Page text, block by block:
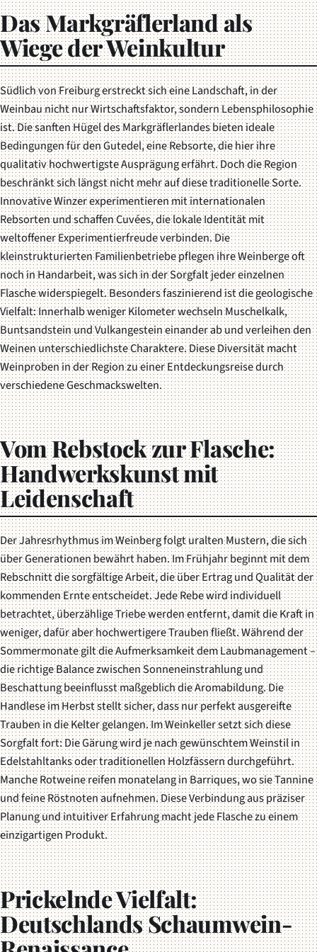
Das Markgräflerland als
Wiege der Weinkultur
Südlich von Freiburg erstreckt sich eine Landschaft, in der
Weinbau nicht nur Wirtschaftsfaktor, sondernLebensphilosophie
ist. Die sanften Hügel des Markgräflerlandes bieten ideale
Bedingungen für den Gutedel, eine Rebsorte, die hier ihre
qualitativ hochwertigste Ausprägung erfährt. Doch die Region
beschränkt sich längst nicht mehr auf diese traditionelle Sorte.
Innovative Winzer experimentieren mit internationalen
Rebsorten und schaffen Cuvées, die lokale Identität mit
weltoffener Experimentierfreude verbinden. Die
kleinstrukturierten Familienbetriebe pflegen ihre Weinberge oft
noch in Handarbeit, was sich in der Sorgfalt jeder einzelnen
Flasche widerspiegelt. Besonders faszinierend ist die geologische
Vielfalt: Innerhalb weniger Kilometer wechseln Muschelkalk,
Buntsandstein und Vulkangestein einander ab und verleihen den
Weinen unterschiedlichste Charaktere. Diese Diversität macht
Weinproben in der Region zu einer Entdeckungsreise durch
verschiedene Geschmackswelten.
Vom Rebstock zur Flasche:
Handwerkskunst mit
Leidenschaft
Der Jahresrhythmus im Weinberg folgt uralten Mustern, die sich
über Generationen bewährt haben. Im Frühjahr beginnt mit dem
Rebschnitt die sorgfältige Arbeit, die über Ertrag und Qualität der
kommenden Ernte entscheidet. Jede Rebe wird individuell
betrachtet, überzählige Triebe werden entfernt, damit die Kraft in
weniger, dafür aber hochwertigere Trauben fließt. Während der
Sommermonate gilt die Aufmerksamkeit dem Laubmanagement –
die richtige Balance zwischen Sonneneinstrahlung und
Beschattung beeinflusst maßgeblich die Aromabildung. Die
Handlese im Herbst stellt sicher, dass nur perfekt ausgereifte
Trauben in die Kelter gelangen. Im Weinkeller setzt sich diese
Sorgfalt fort: Die Gärung wird je nach gewünschtem Weinstil in
Edelstahltanks oder traditionellen Holzfässern durchgeführt.
Manche Rotweine reifen monatelang in Barriques, wo sie Tannine
und feine Röstnoten aufnehmen. Diese Verbindung aus präziser
Planung und intuitiver Erfahrung macht jede Flasche zu einem
einzigartigen Produkt.
Prickelnde Vielfalt:
Deutschlands Schaumwein-